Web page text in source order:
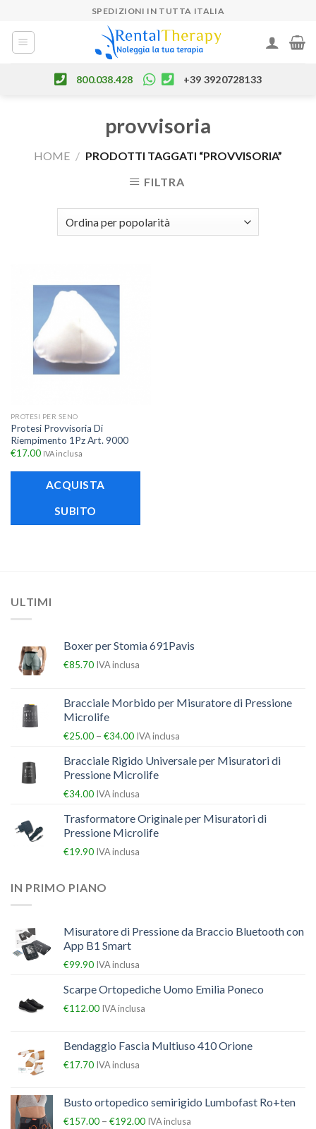
content
SPEDIZIONI IN TUTTA ITALIA
800.038.428 +39 3920728133
provvisoria
HOME / PRODOTTI TAGGATI “PROVVISORIA”
FILTRA
PROTESI PER SENO
Protesi Provvisoria Di
Riempimento 1Pz Art. 9000
€17.00 IVA inclusa
ACQUISTA
SUBITO
ULTIMI
Boxer per Stomia 691Pavis
€85.70 IVA inclusa
Bracciale Morbido per Misuratore di Pressione
Microlife
€25.00 – €34.00 IVA inclusa
Bracciale Rigido Universale per Misuratori di
Pressione Microlife
€34.00 IVA inclusa
Trasformatore Originale per Misuratori di
Pressione Microlife
€19.90 IVA inclusa
IN PRIMO PIANO
Misuratore di Pressione da Braccio Bluetooth con
App B1 Smart
€99.90 IVA inclusa
Scarpe Ortopediche Uomo Emilia Poneco
€112.00 IVA inclusa
Bendaggio Fascia Multiuso 410 Orione
€17.70 IVA inclusa
Busto ortopedico semirigido Lumbofast Ro+ten
€157.00 – €192.00 IVA inclusa